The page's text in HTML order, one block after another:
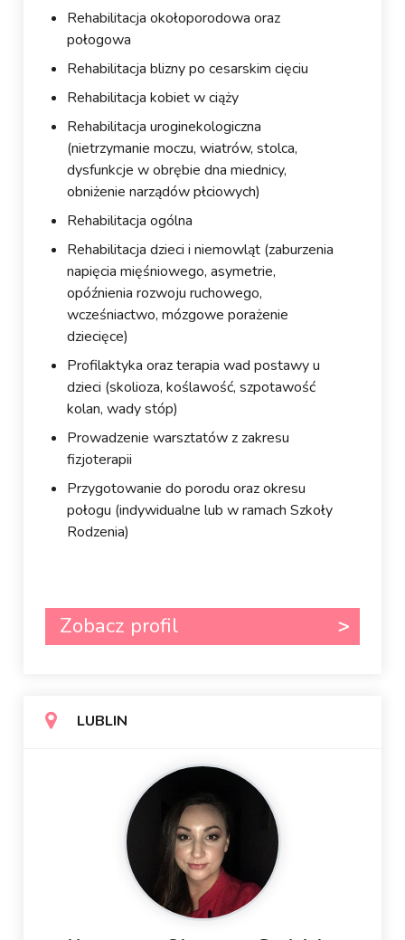
Rehabilitacja okołoporodowa oraz
połogowa
Rehabilitacja blizny po cesarskim cięciu
Rehabilitacja kobiet w ciąży
Rehabilitacja uroginekologiczna
(nietrzymanie moczu, wiatrów, stolca,
dysfunkcje w obrębie dna miednicy,
obniżenie narządów płciowych)
Rehabilitacja ogólna
Rehabilitacja dzieci i niemowląt (zaburzenia
napięcia mięśniowego, asymetrie,
opóźnienia rozwoju ruchowego,
wcześniactwo, mózgowe porażenie
dziecięce)
Profilaktyka oraz terapia wad postawy u
dzieci (skolioza, koślawość, szpotawość
kolan, wady stóp)
Prowadzenie warsztatów z zakresu
fizjoterapii
Przygotowanie do porodu oraz okresu
połogu (indywidualne lub w ramach Szkoły
Rodzenia)
Zobacz profil
LUBLIN